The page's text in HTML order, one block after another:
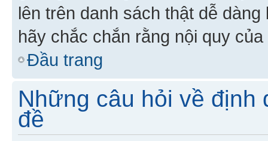
lên trên danh sách thật dễ
hãy chắc chắn rằng nội quy
Đầu trang
Những câu hỏi về định
đề